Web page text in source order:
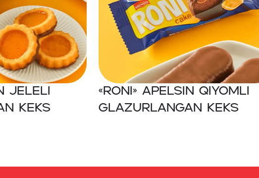
jeleli
keks
«RONI» Apelsin qiyomli
glazurlangan keks